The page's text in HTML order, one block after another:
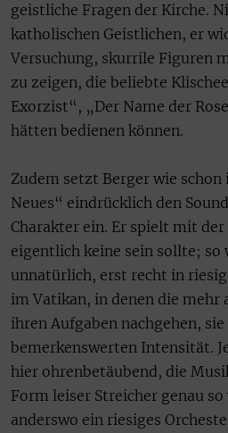
geistliche Fragen der Kirche.
katholischen Geistlichen, er
Versuchung, skurrile Figuren
zu zeigen, die beliebte
Exorzist“, „Der Name der
hätten bedienen können.
Zudem setzt Berger wie
Neues“ eindrücklich den
Charakter ein. Er spielt mit
eigentlich keine sein sollte; so
unnatürlich, erst recht in
im Vatikan, in denen die mehr
ihren Aufgaben nachgehen,
bemerkenswerten Intensität.
hier ohrenbetäubend, die
Form leiser Streicher genau
anderswo ein riesiges